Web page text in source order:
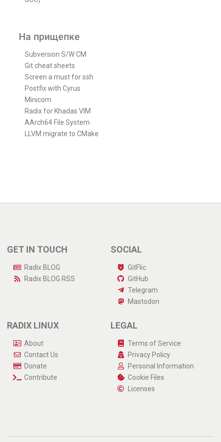
На прищепке
Subversion S/W CM
Git cheat sheets
Screen a must for ssh
Postfix with Cyrus
Minicom
Radix for Khadas VIM
AArch64 File System
LLVM migrate to CMake
GET IN TOUCH
Radix BLOG
Radix BLOG RSS
SOCIAL
GitFlic
GitHub
Telegram
Mastodon
RADIX LINUX
About
Contact Us
Donate
Contribute
LEGAL
Terms of Service
Privacy Policy
Personal Information
Cookie Files
Licenses